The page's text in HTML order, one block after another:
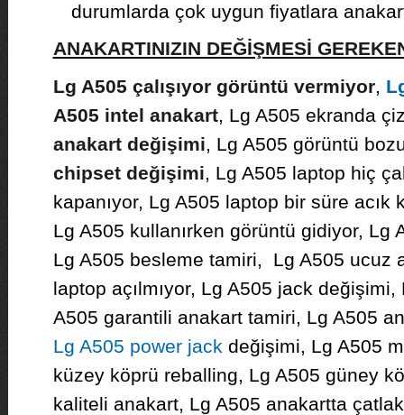
durumlarda çok uygun fiyatlara
ANAKARTINIZIN DEĞİŞMESİ
Lg A505 çalışıyor görüntü vermiyor,
A505 intel anakart, Lg A505 ekranda
anakart değişimi, Lg A505 görüntü
chipset değişimi, Lg A505 laptop hiç
kapanıyor, Lg A505 laptop bir süre acık
Lg A505 kullanırken görüntü gidiyor, Lg
Lg A505 besleme tamiri, Lg A505 ucuz
laptop açılmıyor, Lg A505 jack
A505 garantili anakart tamiri, Lg A505
Lg A505 power jack değişimi, Lg A505
küzey köprü reballing, Lg A505 güney
kaliteli anakart, Lg A505 anakartta